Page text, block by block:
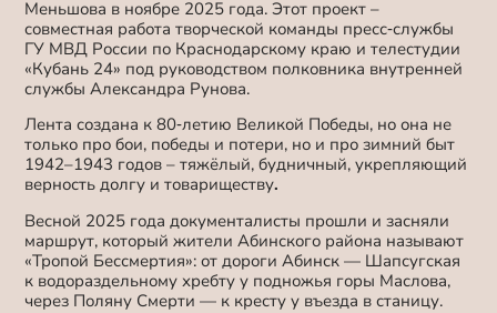
Меньшова в ноябре 2025 года. Этот проект –
совместная работа творческой команды пресс‑службы
ГУ МВД России по Краснодарскому краю и телестудии
«Кубань 24» под руководством полковника внутренней
службы Александра Рунова.
Лента создана к 80‑летию Великой Победы, но она не
только про бои, победы и потери, но и про зимний быт
1942–1943 годов – тяжёлый, будничный, укрепляющий
верность долгу и товариществу.
Весной 2025 года документалисты прошли и засняли
маршрут, который жители Абинского района называют
«Тропой Бессмертия»: от дороги Абинск — Шапсугская
к водораздельному хребту у подножья горы Маслова,
через Поляну Смерти — к кресту у въезда в станицу.